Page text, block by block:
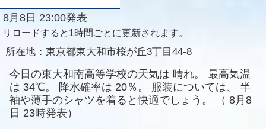
8月8日 23:00発表
リロードすると1時間ごとに更新されます。
所在地： 東京都東大和市桜が丘3丁目44-8
今日の東大和南高等学校の天気は 晴れ。
最高気温
は 34℃。 降水確率は 20％。 服装については、
半
袖や薄手のシャツを着ると快適でしょう。
（ 8月8
日 23時発表）